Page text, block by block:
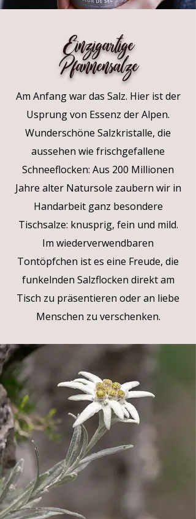
Einzigartige
Pfannensalze
Am Anfang war das Salz. Hier ist der
Usprung von Essenz der Alpen.
Wunderschöne Salzkristalle, die
aussehen wie frischgefallene
Schneeflocken: Aus 200 Millionen
Jahre alter Natursole zaubern wir in
Handarbeit ganz besondere
Tischsalze: knusprig, fein und mild.
Im wiederverwendbaren
Tontöpfchen ist es eine Freude, die
funkelnden Salzflocken direkt am
Tisch zu präsentieren oder an liebe
Menschen zu verschenken.